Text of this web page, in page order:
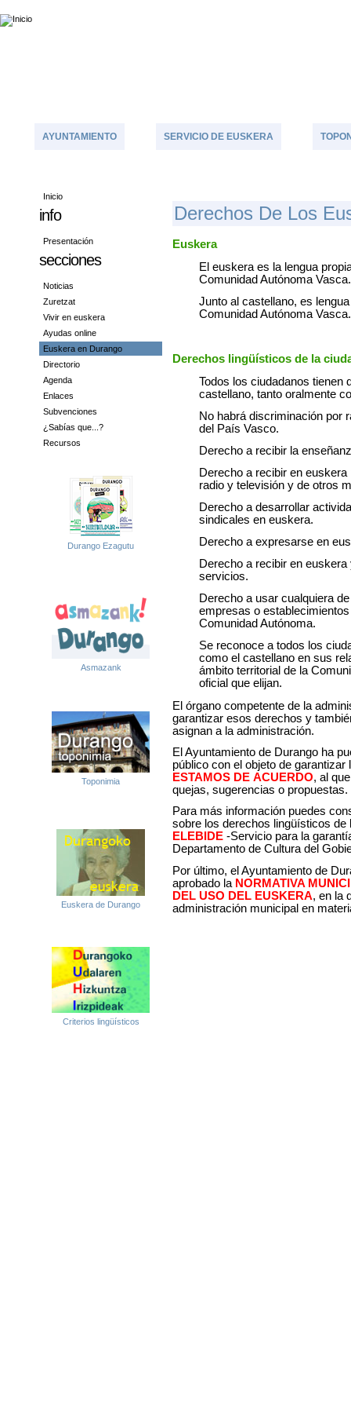
AYUNTAMIENTO SERVICIO DE EUSKERA
Inicio
info
Presentación
secciones
Noticias
Zuretzat
Vivir en euskera
Ayudas online
Euskera en Durango
Directorio
Agenda
Enlaces
Subvenciones
¿Sabías que...?
Recursos
Durango Ezagutu
Asmazank
Toponimia
Euskera de Durango
Criterios lingüísticos
DErechos De Los
Euskera
El euskera es la lengua
Comunidad Autónoma Vasca.
Junto al castellano, es
Comunidad Autónoma Vasca.
Derechos lingüísticos de la
Todos los ciudadanos tienen
castellano, tanto oralmente
No habrá discriminación por
del País Vasco.
Derecho a recibir la
Derecho a recibir en
radio y televisión y de otros
Derecho a desarrollar
sindicales en euskera.
Derecho a expresarse en
Derecho a recibir en
servicios.
Derecho a usar cualquiera
empresas o
Comunidad Autónoma.
Se reconoce a todos los
como el castellano en sus
ámbito territorial de la
oficial que elijan.
El órgano competente de la
garantizar esos derechos y
asignan a la administración.
El Ayuntamiento de Durango ha
público con el objeto de
ESTAMOS DE ACUERDO, al
quejas, sugerencias o propuestas.
Para más información puedes
sobre los derechos lingüísticos
ELEBIDE -Servicio para la
Departamento de Cultura del
Por último, el Ayuntamiento de
aprobado la NORMATIVA
DEL USO DEL EUSKERA, en la
administración municipal en